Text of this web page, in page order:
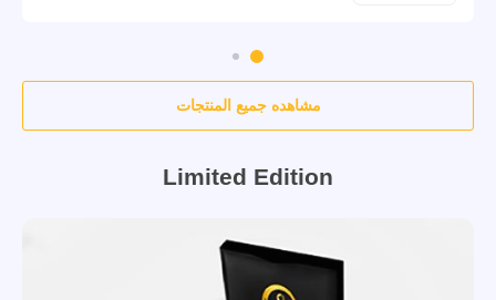
مشاهده جميع المنتجات
Limited Edition